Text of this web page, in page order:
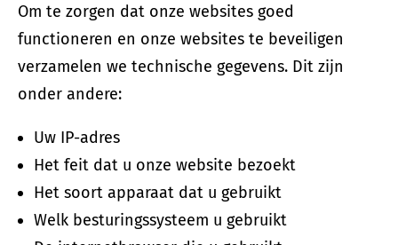
Om te zorgen dat onze websites goed
functioneren en onze websites te beveiligen
verzamelen we technische gegevens. Dit zijn
onder andere:
Uw IP-adres
Het feit dat u onze website bezoekt
Het soort apparaat dat u gebruikt
Welk besturingssysteem u gebruikt